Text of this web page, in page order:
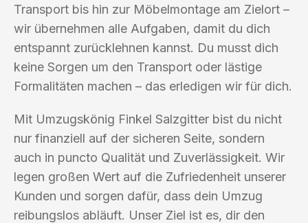
Transport bis hin zur Möbelmontage am Zielort –
wir übernehmen alle Aufgaben, damit du dich
entspannt zurücklehnen kannst. Du musst dich
keine Sorgen um den Transport oder lästige
Formalitäten machen – das erledigen wir für dich.
Mit Umzugskönig Finkel Salzgitter bist du nicht
nur finanziell auf der sicheren Seite, sondern
auch in puncto Qualität und Zuverlässigkeit. Wir
legen großen Wert auf die Zufriedenheit unserer
Kunden und sorgen dafür, dass dein Umzug
reibungslos abläuft. Unser Ziel ist es, dir den